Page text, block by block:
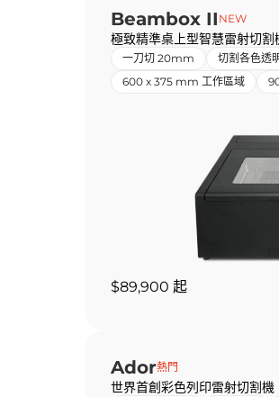
Beambox II NEW
極致精準桌上型智慧雷射切割
一刀切 20mm 切割各色透
600 x 375 mm 工作區域
$89,900 起
Ador熱門
世界首創彩色列印雷射切割機